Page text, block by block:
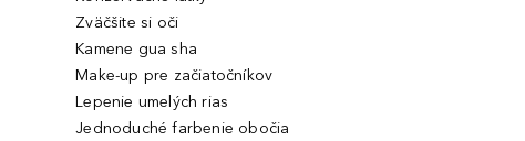
Zväčšite si oči
Kamene gua sha
Make-up pre začiatočníkov
Lepenie umelých rias
Jednoduché farbenie obočia